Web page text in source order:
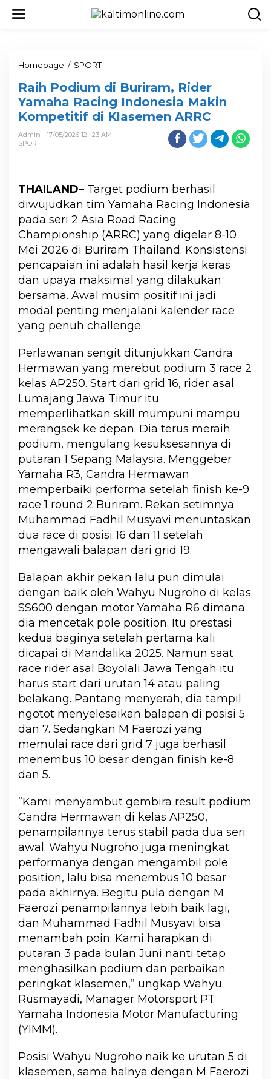
Homepage / SPORT
Raih Podium di Buriram, Rider
Yamaha Racing Indonesia Makin
Kompetitif di Klasemen ARRC
Admin
17/05/2026 12 : 23 AM
SPORT
THAILAND– Target podium berhasil
diwujudkan tim Yamaha Racing Indonesia
pada seri 2 Asia Road Racing
Championship (ARRC) yang digelar 8-10
Mei 2026 di Buriram Thailand. Konsistensi
pencapaian ini adalah hasil kerja keras
dan upaya maksimal yang dilakukan
bersama. Awal musim positif ini jadi
modal penting menjalani kalender race
yang penuh challenge.
Perlawanan sengit ditunjukkan Candra
Hermawan yang merebut podium 3 race 2
kelas AP250. Start dari grid 16, rider asal
Lumajang Jawa Timur itu
memperlihatkan skill mumpuni mampu
merangsek ke depan. Dia terus meraih
podium, mengulang kesuksesannya di
putaran 1 Sepang Malaysia. Menggeber
Yamaha R3, Candra Hermawan
memperbaiki performa setelah finish ke-9
race 1 round 2 Buriram. Rekan setimnya
Muhammad Fadhil Musyavi menuntaskan
dua race di posisi 16 dan 11 setelah
mengawali balapan dari grid 19.
Balapan akhir pekan lalu pun dimulai
dengan baik oleh Wahyu Nugroho di kelas
SS600 dengan motor Yamaha R6 dimana
dia mencetak pole position. Itu prestasi
kedua baginya setelah pertama kali
dicapai di Mandalika 2025. Namun saat
race rider asal Boyolali Jawa Tengah itu
harus start dari urutan 14 atau paling
belakang. Pantang menyerah, dia tampil
ngotot menyelesaikan balapan di posisi 5
dan 7. Sedangkan M Faerozi yang
memulai race dari grid 7 juga berhasil
menembus 10 besar dengan finish ke-8
dan 5.
”Kami menyambut gembira result podium
Candra Hermawan di kelas AP250,
penampilannya terus stabil pada dua seri
awal. Wahyu Nugroho juga meningkat
performanya dengan mengambil pole
position, lalu bisa menembus 10 besar
pada akhirnya. Begitu pula dengan M
Faerozi penampilannya lebih baik lagi,
dan Muhammad Fadhil Musyavi bisa
menambah poin. Kami harapkan di
putaran 3 pada bulan Juni nanti tetap
menghasilkan podium dan perbaikan
peringkat klasemen,” ungkap Wahyu
Rusmayadi, Manager Motorsport PT
Yamaha Indonesia Motor Manufacturing
(YIMM).
Posisi Wahyu Nugroho naik ke urutan 5 di
klasemen, sama halnya dengan M Faerozi